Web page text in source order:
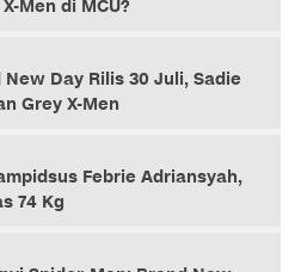
Men di MCU?
Day Rilis 30 Juli, Sadie
Grey X-Men
Febrie Adriansyah,
74 Kg